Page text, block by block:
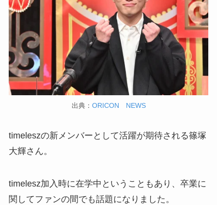
出典： ORICON NEWS
timeleszの新メンバーとして活躍が期待される篠塚
大輝さん。
timelesz加入時に在学中ということもあり、卒業に
関してファンの間でも話題になりました。